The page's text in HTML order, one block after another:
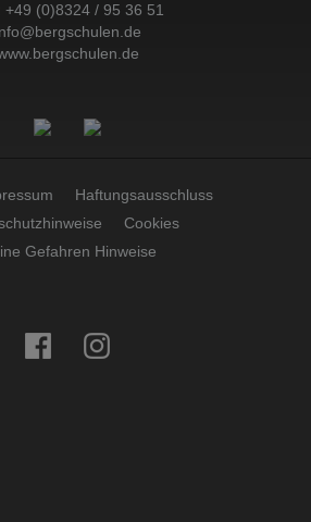
+49 (0)8324 / 95 36 51
Haftungsausschluss
Cookies
Gefahren Hinweise